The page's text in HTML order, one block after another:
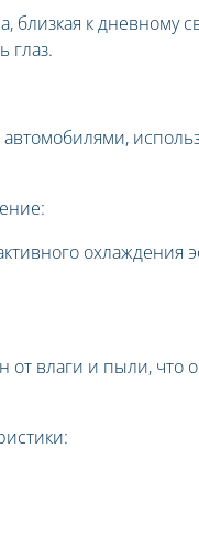
близкая к дневному
глаз.
охлаждения
от влаги и пыли, что